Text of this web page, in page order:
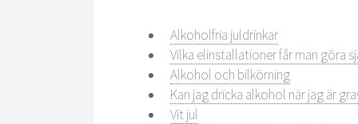
Alkoholfria juldrinkar
Vilka elinstallationer får man göra
Alkohol och bilkörning
Kan jag dricka alkohol när jag är
Vit jul